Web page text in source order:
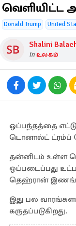
வெளியிட்ட
Donald Trump United
Shalini
inஉலகம்
ஒப்பந்தத்தை
டொனால்ட் ட்ரம்ப்
தன்னிடம் உள்ள
ஒப்படைப்பது
தெஹ்ரான்
இது பல
கருதப்படுகிறது.